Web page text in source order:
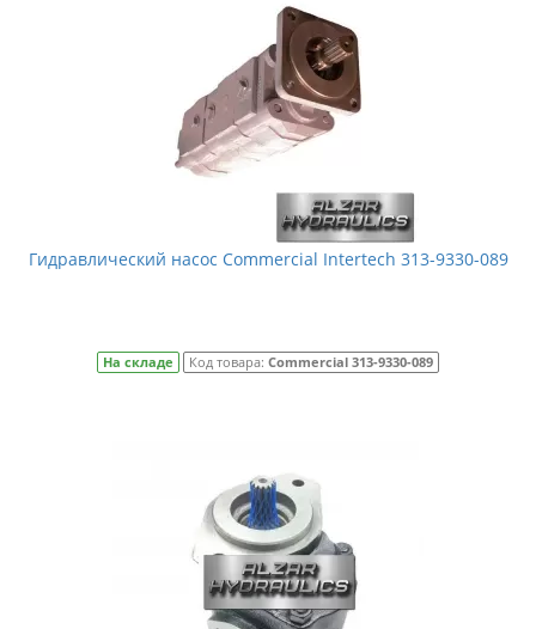
Гидравлический насос Commercial Intertech 313-9330-089
На складе Код товара: Commercial 313-9330-089